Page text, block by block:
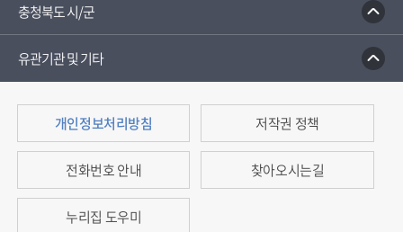
충청북도 시/군
유관기관 및 기타
개인정보처리방침 저작권 정책
전화번호 안내 찾아오시는길
누리집 도우미